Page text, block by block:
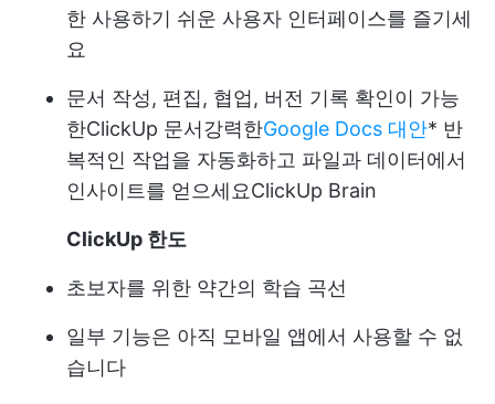
한 사용하기 쉬운 사용자 인터페이스를 즐기세
요
문서 작성, 편집, 협업, 버전 기록 확인이 가능
한ClickUp 문서강력한Google Docs 대안* 반
복적인 작업을 자동화하고 파일과 데이터에서
인사이트를 얻으세요ClickUp Brain
ClickUp 한도
초보자를 위한 약간의 학습 곡선
일부 기능은 아직 모바일 앱에서 사용할 수 없
습니다